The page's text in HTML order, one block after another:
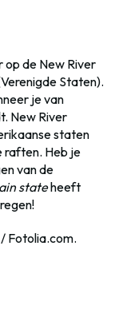
de New River
Staten).
je van
New River
staten
raften. Heb je
van de
stateheeft
Fotolia.com.